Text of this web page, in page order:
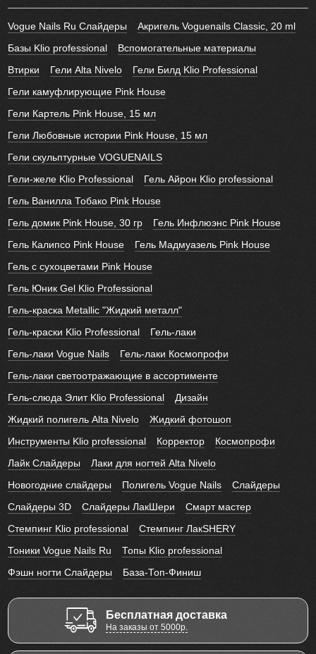
Vogue Nails Ru Слайдеры
Акригель Voguenails Classic, 20 ml
Базы Klio professional
Вспомогательные материалы
Втирки
Гели Alta Nivelo
Гели Билд Klio Professional
Гели камуфлирующие Pink House
Гели Картель Pink House, 15 мл
Гели Любовные истории Pink House, 15 мл
Гели скульптурные VOGUENAILS
Гели-желе Klio Professional
Гель Айрон Klio professional
Гель Ванилла Тобако Pink House
Гель домик Pink House, 30 гр
Гель Инфлюэнс Pink House
Гель Калипсо Pink House
Гель Мадмуазель Pink House
Гель с сухоцветами Pink House
Гель Юник Gel Klio Professional
Гель-краска Metallic "Жидкий металл"
Гель-краски Klio Professional
Гель-лаки
Гель-лаки Vogue Nails
Гель-лаки Космопрофи
Гель-лаки светоотражающие в ассортименте
Гель-слюда Элит Klio Professional
Дизайн
Жидкий полигель Alta Nivelo
Жидкий фотошоп
Инструменты Klio professional
Корректор
Космопрофи
Лайк Слайдеры
Лаки для ногтей Alta Nivelo
Новогодние слайдеры
Полигель Vogue Nails
Слайдеры
Слайдеры 3D
Слайдеры ЛакШери
Смарт мастер
Стемпинг Klio professional
Стемпинг ЛакSHERY
Тоники Vogue Nails Ru
Топы Klio professional
Фэшн ногти Слайдеры
База-Топ-Финиш
Бесплатная доставка
На заказы от 5000р.